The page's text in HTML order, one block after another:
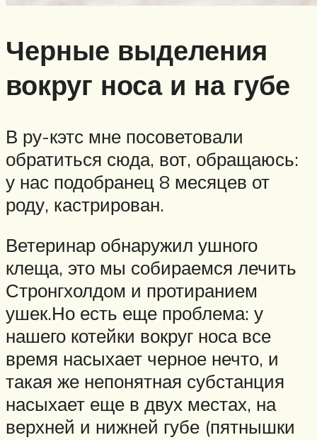
Черные выделения
вокруг носа и на губе
В ру-кэтс мне посоветовали
обратиться сюда, вот, обращаюсь:
у нас подобранец 8 месяцев от
роду, кастрирован.
Ветеринар обнаружил ушного
клеща, это мы собираемся лечить
Стронгхолдом и протиранием
ушек.Но есть еще проблема: у
нашего котейки вокруг носа все
время насыхает черное нечто, и
такая же непонятная субстанция
насыхает еще в двух местах, на
верхней и нижней губе (пятнышки